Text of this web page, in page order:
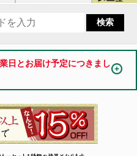
日とお届け予定につきまし